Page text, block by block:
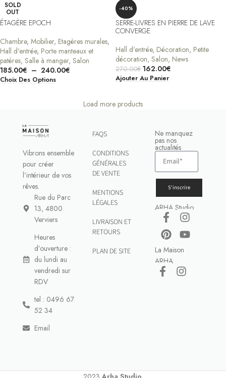
SOLD
OUT
ÉTAGÈRE EPOCH
Chambre, Mobilier, Etagères murales,
Hall d'entrée, Porte manteaux et
patères, Salle à manger, Salon
185.00€ – 240.00€
Choix Des Options
-40%
SERRE-LIVRES EN PIERRE DE LAVE
CONVERGE
Hall d'entrée, Décoration, Petite
décoration, Salon, News
270.00€ 162.00€
Ajouter Au Panier
Load more products
Vibrons ensemble
pour créer
l’intérieur de vos
rêves.
Rue du Parc
13, 4800
Verviers
Heures
d’ouverture :
du lundi au
vendredi sur
RDV
tel : 0496 67
52 34
Email
FAQS
CONDITIONS
GÉNÉRALES
DE VENTE
MENTIONS
LÉGALES
LIVRAISON ET
RETOURS
PLAN DE SITE
Ne manquez
pas nos
actualités
S'inscrire
ARHA Studio
La Maison
ARHA